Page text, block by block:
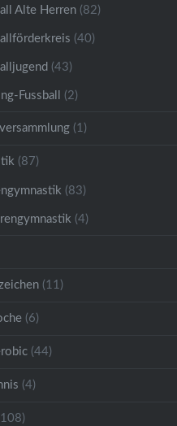
Alte Herren (82)
(40)
(43)
Fussball (2)
(1)
(87)
(83)
(4)
(11)
(6)
(44)
(4)